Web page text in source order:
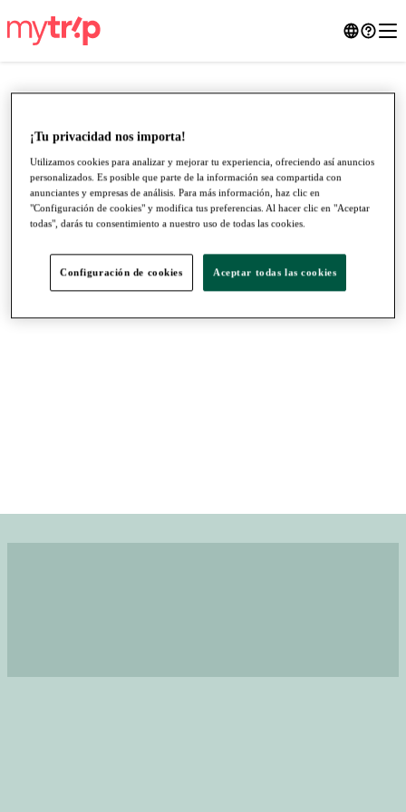
●●●
¡Tu privacidad nos importa!
Utilizamos cookies para analizar y mejorar tu experiencia, ofreciendo así anuncios
personalizados. Es posible que parte de la información sea compartida con
anunciantes y empresas de análisis. Para más información, haz clic en
"Configuración de cookies" y modifica tus preferencias. Al hacer clic en "Aceptar
todas", darás tu consentimiento a nuestro uso de todas las cookies.
Configuración de cookies Aceptar todas las cookies